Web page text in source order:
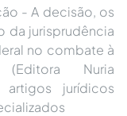
- A decisão, os
da jurisprudência
no combate à
(Editora Nuria
artigos jurídicos